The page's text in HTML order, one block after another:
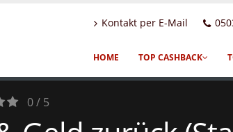
Kontakt per E-Mail
HOME TOP CASHBACK
0 / 5